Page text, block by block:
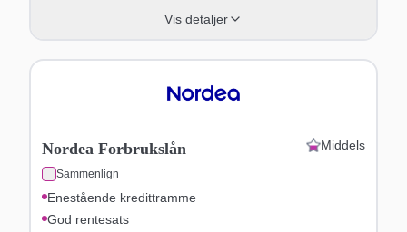
Vis detaljer
Nordea Forbrukslån
Sammenlign
Middels
Enestående kredittramme
God rentesats